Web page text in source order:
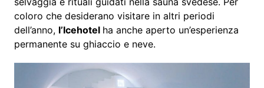
coloro che desiderano visitare in altri periodi
dell’anno, l’Icehotel ha anche aperto un’esperienza
permanente su ghiaccio e neve.